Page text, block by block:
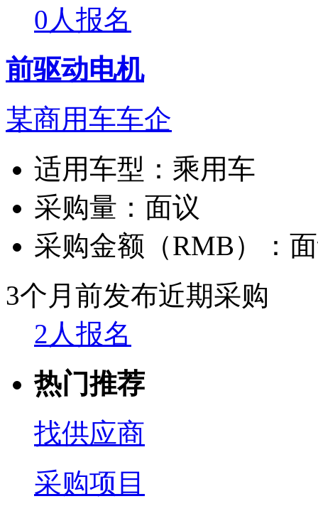
0人报名
前驱动电机
某商用车车企
适用车型： 乘用车
采购量： 面议
采购金额（RMB）：
3个月前发布近期采购
2人报名
热门推荐
找供应商
采购项目